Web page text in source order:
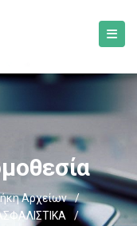
Αρχείων
/
/